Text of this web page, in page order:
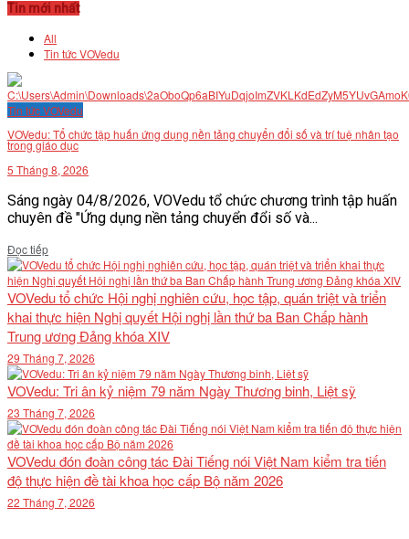
Tin mới nhất
All
Tin tức VOVedu
Tin tức VOVedu
VOVedu: Tổ chức tập huấn ứng dụng nền tảng chuyển đổi số và trí tuệ nhân tạo
trong giáo dục
5 Tháng 8, 2026
Sáng ngày 04/8/2026, VOVedu tổ chức chương trình tập huấn
chuyên đề "Ứng dụng nền tảng chuyển đổi số và...
Đọc tiếpDetails
VOVedu tổ chức Hội nghị nghiên cứu, học tập, quán triệt và triển
khai thực hiện Nghị quyết Hội nghị lần thứ ba Ban Chấp hành
Trung ương Đảng khóa XIV
29 Tháng 7, 2026
VOVedu: Tri ân kỷ niệm 79 năm Ngày Thương binh, Liệt sỹ
23 Tháng 7, 2026
VOVedu đón đoàn công tác Đài Tiếng nói Việt Nam kiểm tra tiến
độ thực hiện đề tài khoa học cấp Bộ năm 2026
22 Tháng 7, 2026